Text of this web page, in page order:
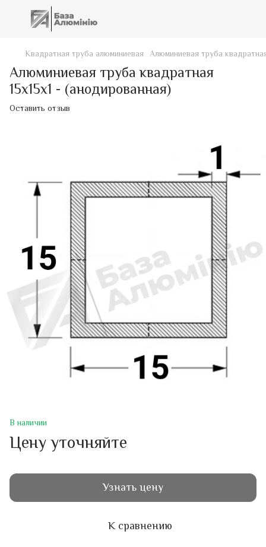
Квадратная труба алюминиевая Алюминиевая труба
Алюминиевая труба квадратная
15х15х1 - (анодированная)
Оставить отзыв
В наличии
Цену уточняйте
Узнать цену
К сравнению